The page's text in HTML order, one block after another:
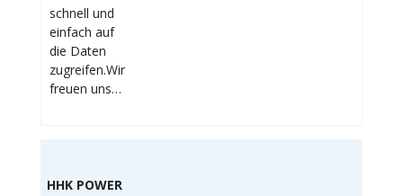
schnell und
einfach auf
die Daten
zugreifen.Wir
freuen uns…
HHK POWER